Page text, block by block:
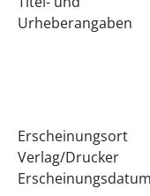
Urheberangaben
Erscheinungsort
Verlag/Drucker
Erscheinungsdatum